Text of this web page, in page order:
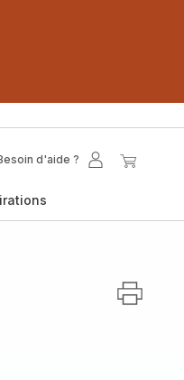
d'aide ?
Mon